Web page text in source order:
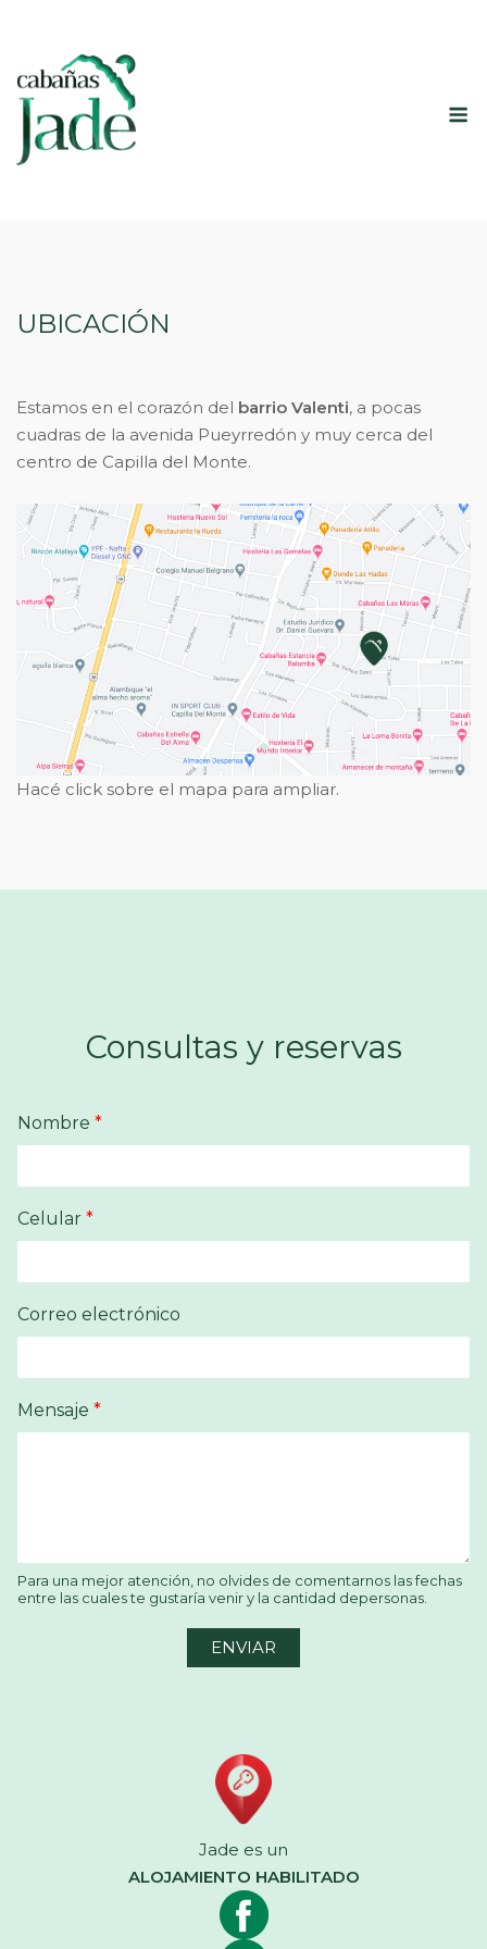
contenido
UBICACIÓN
Estamos en el corazón del barrio Valenti, a pocas
cuadras de la avenida Pueyrredón y muy cerca del
centro de Capilla del Monte.
Hacé click sobre el mapa para ampliar.
Consultas y reservas
Nombre *
Celular *
Correo electrónico
Mensaje *
Para una mejor atención, no olvides de comentarnos las fechas
entre las cuales te gustaría venir y la cantidad depersonas.
ENVIAR
Jade es un
ALOJAMIENTO HABILITADO